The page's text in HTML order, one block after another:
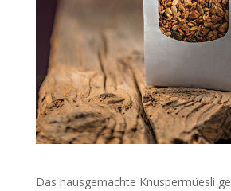
Das hausgemachte Knuspermüesli